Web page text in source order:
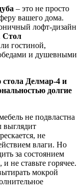
– это не просто
вашего дома.
лофт-дизайн
Стол
гостиной,
и душевными
стола Делмар-4 и
долгие
не подвластна
выглядит
не
влаги. Но
за состоянием
не ставьте горячее.
мокрой